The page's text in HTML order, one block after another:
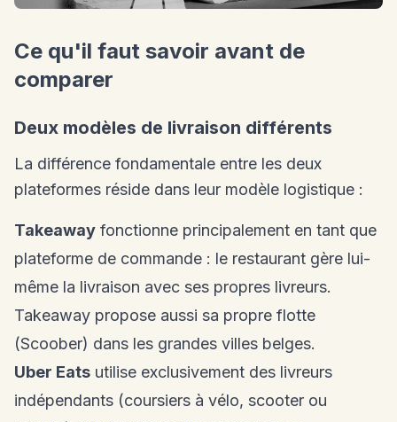
Ce qu'il faut savoir avant de
comparer
Deux modèles de livraison différents
La différence fondamentale entre les deux
plateformes réside dans leur modèle logistique :
Takeaway fonctionne principalement en tant que
plateforme de commande : le restaurant gère lui-
même la livraison avec ses propres livreurs.
Takeaway propose aussi sa propre flotte
(Scoober) dans les grandes villes belges.
Uber Eats utilise exclusivement des livreurs
indépendants (coursiers à vélo, scooter ou